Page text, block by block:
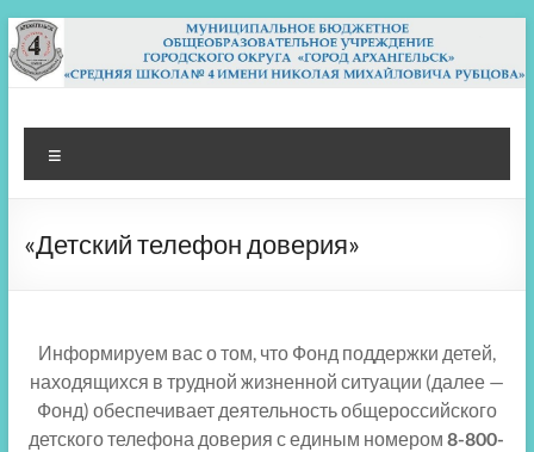
Перейти
к
содержимому
МБОУ СШ 4
Архангельск
«Детский телефон доверия»
Информируем вас о том, что Фонд поддержки детей,
находящихся в трудной жизненной ситуации (далее —
Фонд) обеспечивает деятельность общероссийского
детского телефона доверия с единым номером8-800-